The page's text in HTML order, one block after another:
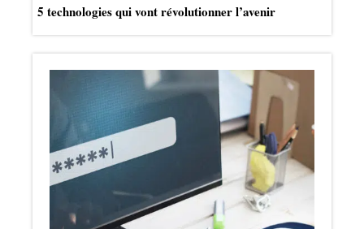
5 technologies qui vont révolutionner l’avenir